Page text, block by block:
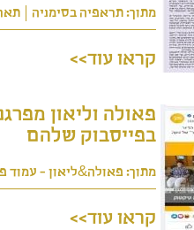
מתוך: תראפיה בסימניה
קראו עוד>>
פאולה וליאון
בפייסבוק שלהם
מתוך: פאולה&ליאון - עמוד
קראו עוד>>